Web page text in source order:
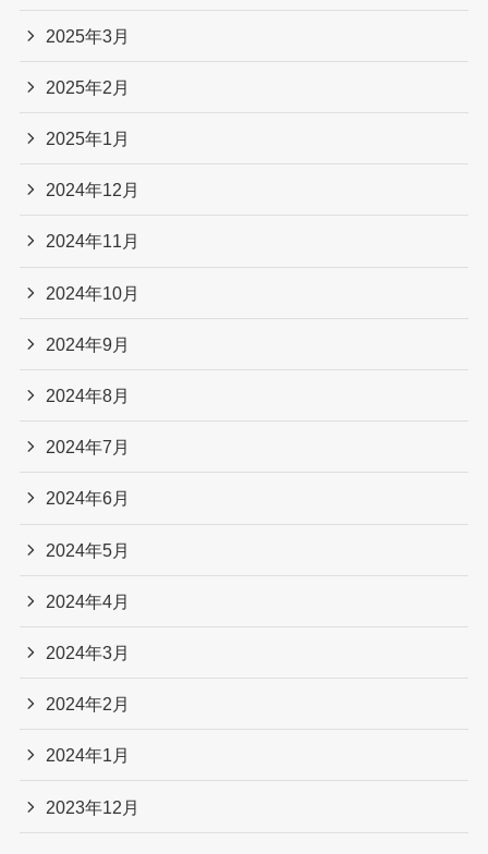
2025年3月
2025年2月
2025年1月
2024年12月
2024年11月
2024年10月
2024年9月
2024年8月
2024年7月
2024年6月
2024年5月
2024年4月
2024年3月
2024年2月
2024年1月
2023年12月